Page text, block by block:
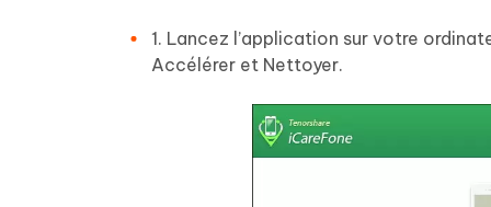
1. Lancez l’application sur votre
Accélérer et Nettoyer.